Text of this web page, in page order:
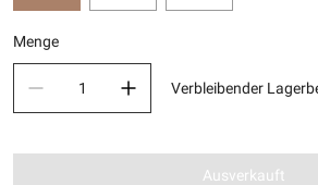
Menge
Verbleibender
Ausverkauft